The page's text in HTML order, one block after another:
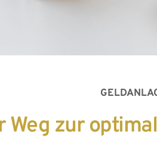
Weg zur